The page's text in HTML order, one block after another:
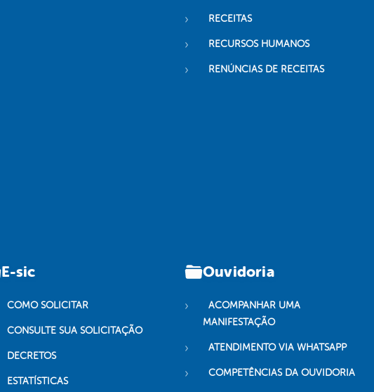
RECEITAS
RECURSOS HUMANOS
RENÚNCIAS DE RECEITAS
E-sic
COMO SOLICITAR
CONSULTE SUA SOLICITAÇÃO
DECRETOS
ESTATÍSTICAS
Ouvidoria
ACOMPANHAR UMA
MANIFESTAÇÃO
ATENDIMENTO VIA WHATSAPP
COMPETÊNCIAS DA OUVIDORIA